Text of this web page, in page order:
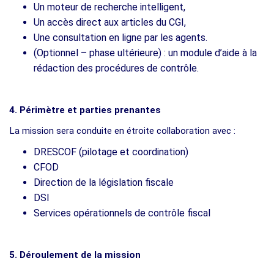
Un moteur de recherche intelligent,
Un accès direct aux articles du CGI,
Une consultation en ligne par les agents.
(Optionnel – phase ultérieure) : un module d’aide à la
rédaction des procédures de contrôle.
4. Périmètre et parties prenantes
La mission sera conduite en étroite collaboration avec :
DRESCOF (pilotage et coordination)
CFOD
Direction de la législation fiscale
DSI
Services opérationnels de contrôle fiscal
5. Déroulement de la mission